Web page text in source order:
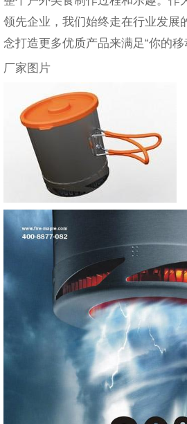
领先企业，我们始终走在行业发展
念打造更多优质产品来满足“你的移
厂家图片